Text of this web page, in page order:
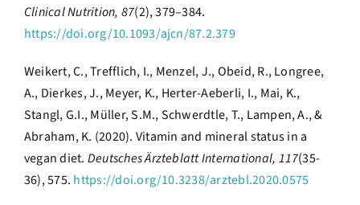
Clinical Nutrition, 87(2), 379–384.
https://doi.org/10.1093/ajcn/87.2.379
Weikert, C., Trefflich, I., Menzel, J., Obeid, R., Longree,
A., Dierkes, J., Meyer, K., Herter-Aeberli, I., Mai, K.,
Stangl, G.I., Müller, S.M., Schwerdtle, T., Lampen, A., &
Abraham, K. (2020). Vitamin and mineral status in a
vegan diet. Deutsches Ärzteblatt International, 117(35-
36), 575. https://doi.org/10.3238/arztebl.2020.0575